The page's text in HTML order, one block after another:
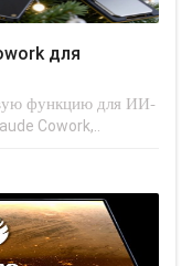
функцию для ИИ-
Cowork,..